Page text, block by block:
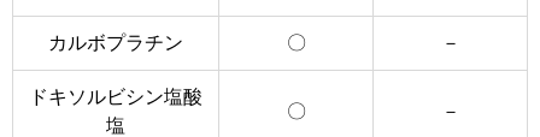
カルボプラチン 〇 －
ドキソルビシン塩酸
塩
〇 －